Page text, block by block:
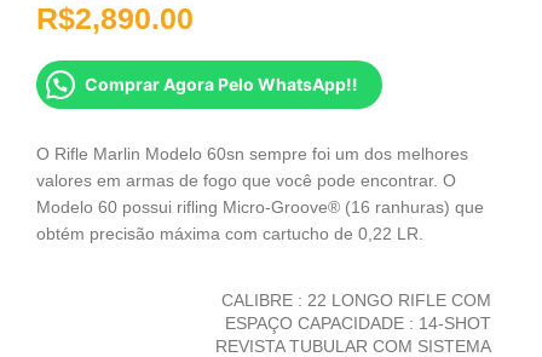
R$2,890.00
Comprar Agora Pelo WhatsApp!!
O Rifle Marlin Modelo 60sn sempre foi um dos melhores
valores em armas de fogo que você pode encontrar. O
Modelo 60 possui rifling Micro-Groove® (16 ranhuras) que
obtém precisão máxima com cartucho de 0,22 LR.
CALIBRE : 22 LONGO RIFLE COM
ESPAÇO CAPACIDADE : 14-SHOT
REVISTA TUBULAR COM SISTEMA